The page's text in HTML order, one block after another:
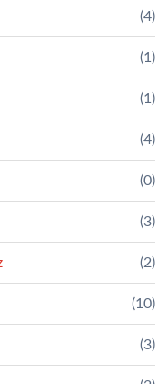
(4)
(1)
(1)
(4)
(0)
(3)
(2)
(10)
(3)